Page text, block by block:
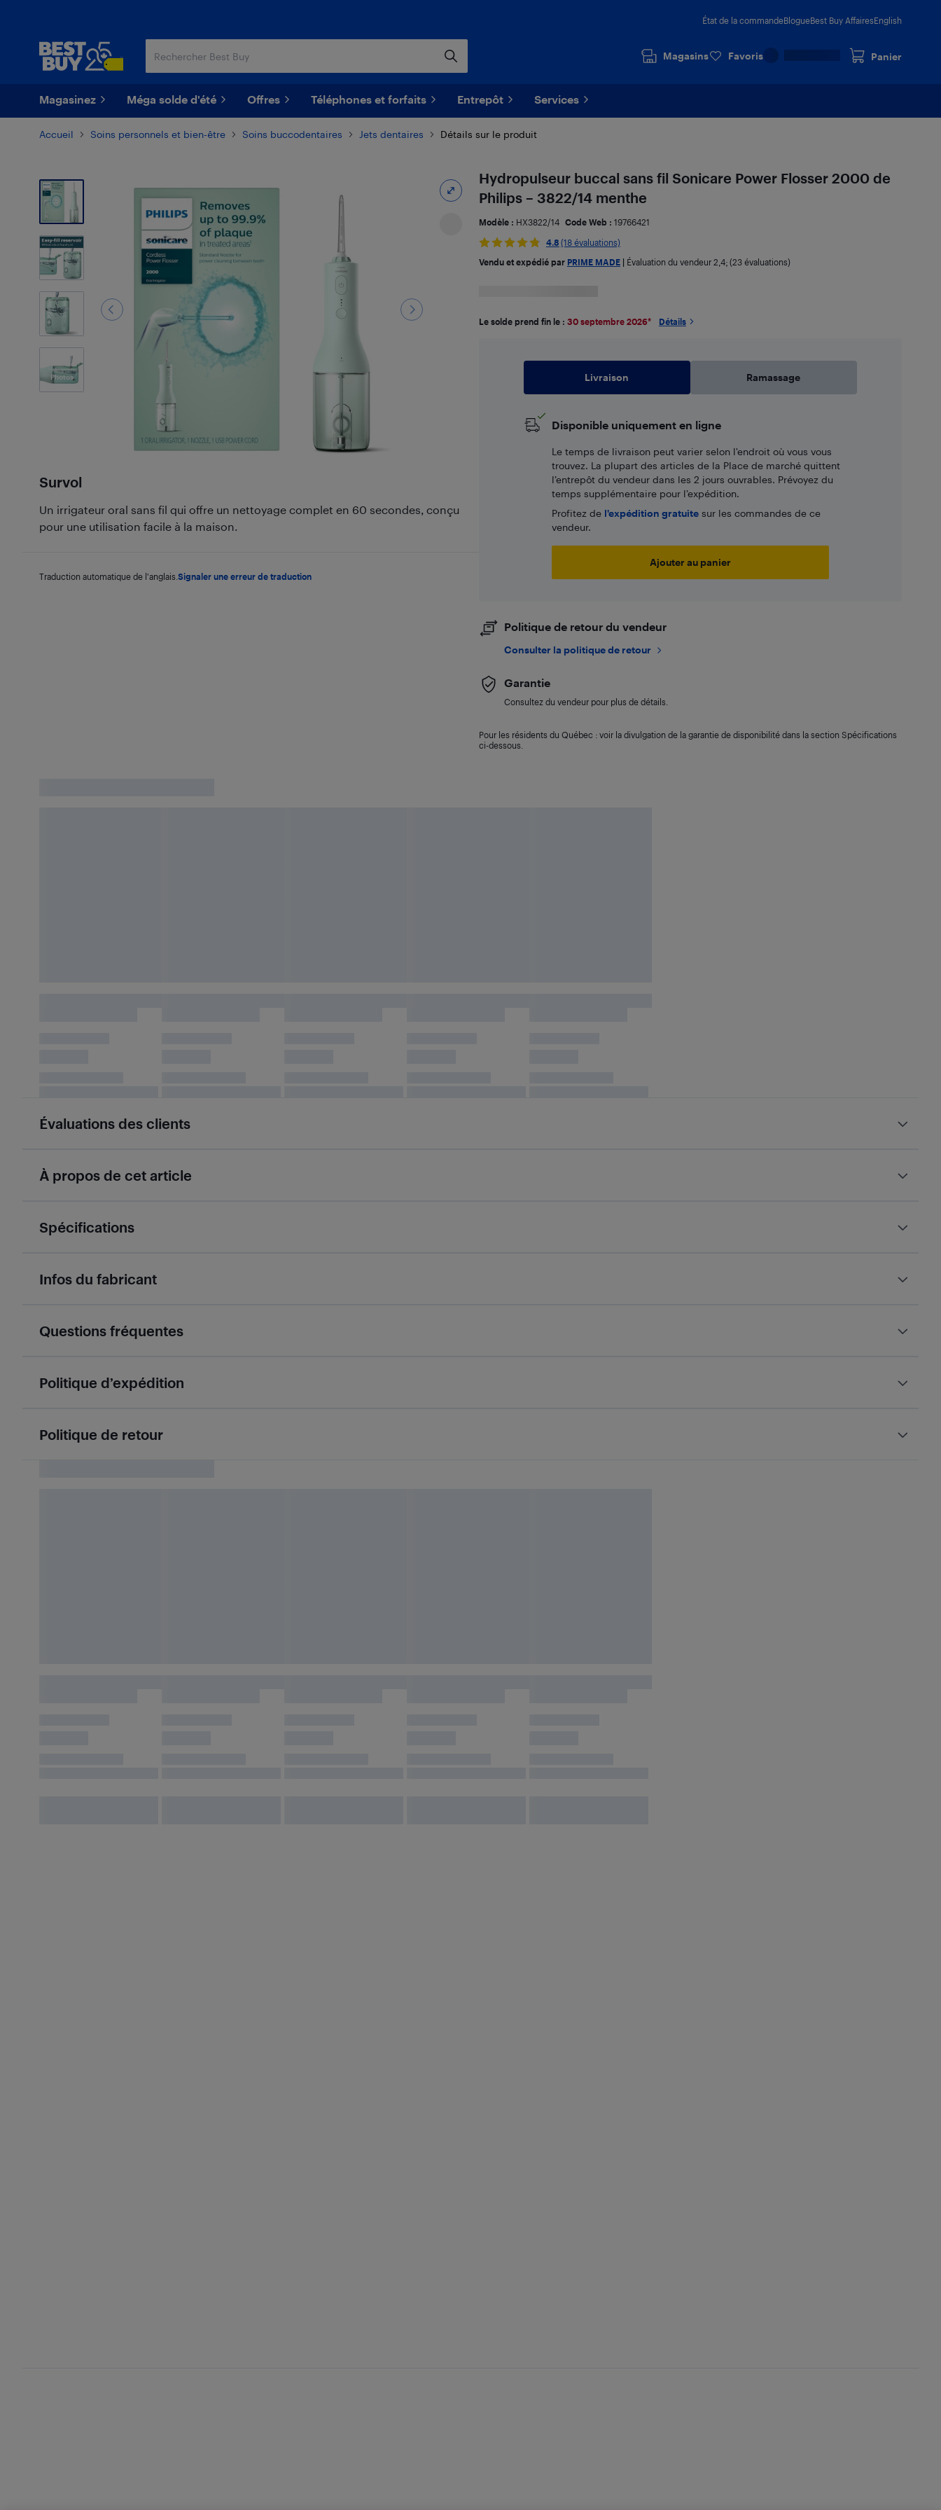
État de la commandeBlogueBest Buy AffairesEnglish
Magasins Favoris Panier
Magasinez Méga solde d'été Offres Téléphones et forfaits Entrepôt Services
Accueil Soins personnels et bien-être Soins buccodentaires Jets dentaires Détails sur le produit
Photos
Survol
Un irrigateur oral sans fil qui offre un nettoyage complet en 60 secondes, conçu
pour une utilisation facile à la maison.
Traduction automatique de l'anglais. Signaler une erreur de traduction
Hydropulseur buccal sans fil Sonicare Power Flosser 2000 de
Philips – 3822/14 menthe
Modèle : HX3822/14 Code Web : 19766421
4.8 (18 évaluations)
Vendu et expédié par PRIME MADE| Évaluation du vendeur 2,4; (23 évaluations)
Le solde prend fin le : 30 septembre 2026* Détails
Livraison Ramassage
Disponible uniquement en ligne
Le temps de livraison peut varier selon l'endroit où vous vous
trouvez. La plupart des articles de la Place de marché quittent
l’entrepôt du vendeur dans les 2 jours ouvrables. Prévoyez du
temps supplémentaire pour l’expédition.
Profitez de l'expédition gratuitesur les commandes de ce
vendeur.
Ajouter au panier
Politique de retour du vendeur
Consulter la politique de retour
Garantie
Consultez du vendeur pour plus de détails.
Pour les résidents du Québec : voir la divulgation de la garantie de disponibilité dans la section Spécifications
ci-dessous.
Évaluations des clients
À propos de cet article
Spécifications
Infos du fabricant
Questions fréquentes
Politique d’expédition
Politique de retour